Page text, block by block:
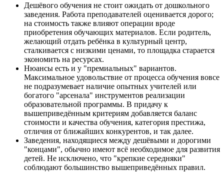
Дешёвого обучения не стоит ожидать от дошкольного
заведения. Работа преподавателей оценивается дорого;
на стоимость также влияют операции вроде
приобретения обучающих материалов. Если родитель,
желающий отдать ребёнка в культурный центр,
сталкивается с низкими ценами, то площадка старается
экономить на ресурсах.
Нюансы есть и у "премиальных" вариантов.
Максимальное удовольствие от процесса обучения вовсе
не подразумевает наличие опытных учителей или
богатого "арсенала" инструментов реализации
образовательной программы. В придачу к
вышеприведённым критериям добавляется баланс
стоимости и качества обучения, категория престижа,
отличия от ближайших конкурентов, и так далее.
Заведения, находящиеся между дешёвыми и дорогими
"концами", обычно имеют всё необходимое для развития
детей. Не исключено, что "крепкие середняки"
соблюдают большинство вышеприведённых правил.